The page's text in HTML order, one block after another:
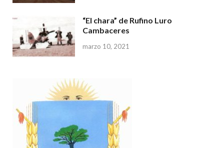
“El chara” de Rufino Luro
Cambaceres
marzo 10, 2021